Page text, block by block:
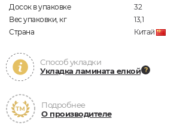
Досок в упаковке
32
Вес упаковки, кг
13,1
Страна
Китай
Способ укладки
Укладка ламината елкой
Подробнее
О производителе